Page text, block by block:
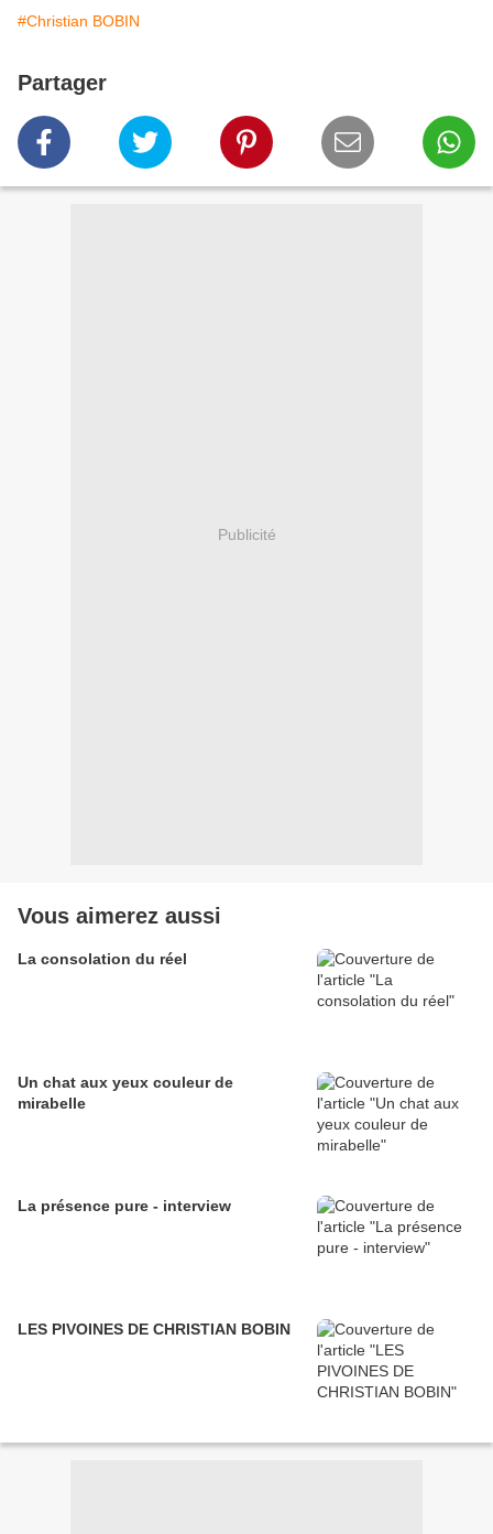
#Christian BOBIN
Partager
Publicité
Vous aimerez aussi
La consolation du réel
Un chat aux yeux couleur de
mirabelle
La présence pure - interview
LES PIVOINES DE CHRISTIAN BOBIN